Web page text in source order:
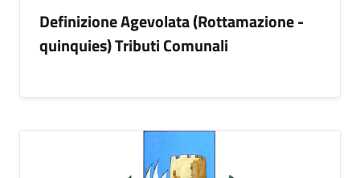
Definizione Agevolata (Rottamazione -
quinquies) Tributi Comunali